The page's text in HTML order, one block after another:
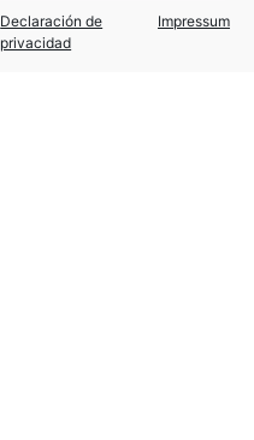
Declaración de
privacidad
Impressum